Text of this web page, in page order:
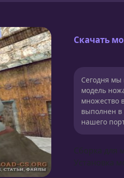
Скачать
Сегодня мы
модель
множество
выполнен в
нашего